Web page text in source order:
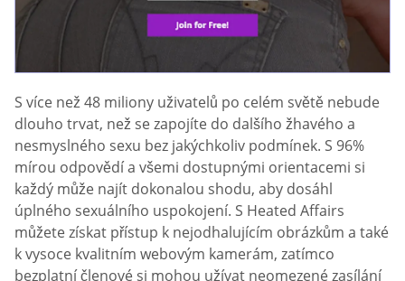
S více než 48 miliony uživatelů po celém světě nebude
dlouho trvat, než se zapojíte do dalšího žhavého a
nesmyslného sexu bez jakýchkoliv podmínek. S 96%
mírou odpovědí a všemi dostupnými orientacemi si
každý může najít dokonalou shodu, aby dosáhl
úplného sexuálního uspokojení. S Heated Affairs
můžete získat přístup k nejodhalujícím obrázkům a také
k vysoce kvalitním webovým kamerám, zatímco
bezplatní členové si mohou užívat neomezené zasílání